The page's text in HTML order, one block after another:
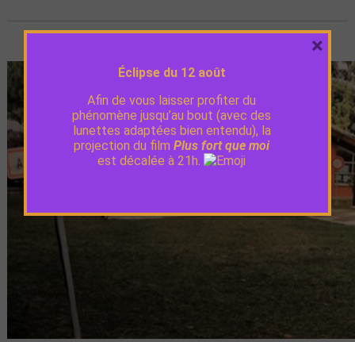
Éclipse du 12 août
Afin de vous laisser profiter du
phénomène jusqu’au bout (avec des
lunettes adaptées bien entendu), la
projection du film Plus fort que moi
est décalée à 21h.
×